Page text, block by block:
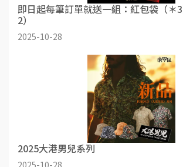
即日起每筆訂單就送一組：紅包袋（＊
2）
2025-10-28
2025大港男兒系列
2025-10-28